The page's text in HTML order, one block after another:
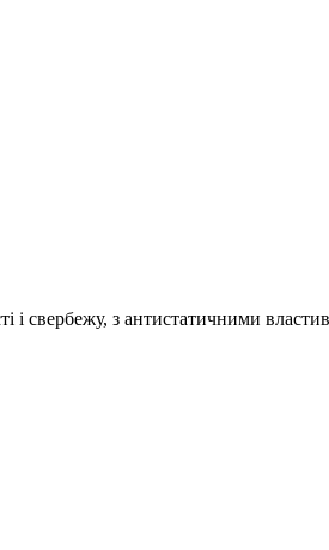
свербежу, з антистатичними